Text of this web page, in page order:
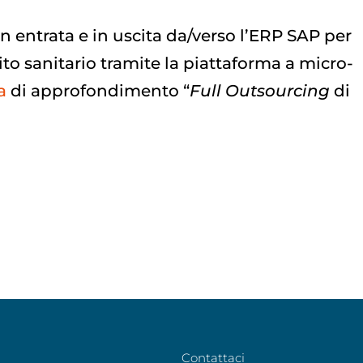
e in uscita da/verso l’ERP SAP per
sanitario tramite la piattaforma a micro-
di approfondimento “Full Outsourcing di
Contattaci